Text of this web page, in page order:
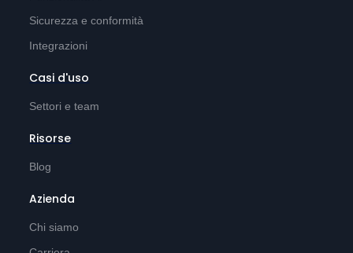
Sicurezza e conformità
Integrazioni
Casi d'uso
Settori e team
Risorse
Blog
Azienda
Chi siamo